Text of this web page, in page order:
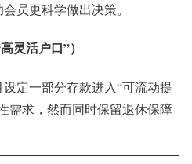
员更科学做出决策。
灵活户口”）
定一部分存款进入“可流动提
需求，然而同时保留退休保障